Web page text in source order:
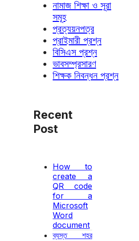
নামাজ শিক্ষা ও সূরা
সমূহ
প্রত্যয়নপত্র
প্রাইমারী প্রশ্ন
বিসিএস প্রশ্ন
ভাবসম্প্রসারণ
শিক্ষক নিবন্ধন প্রশ্ন
Recent
Post
How to
create a
QR code
for a
Microsoft
Word
document
ব্যস্ত শহর